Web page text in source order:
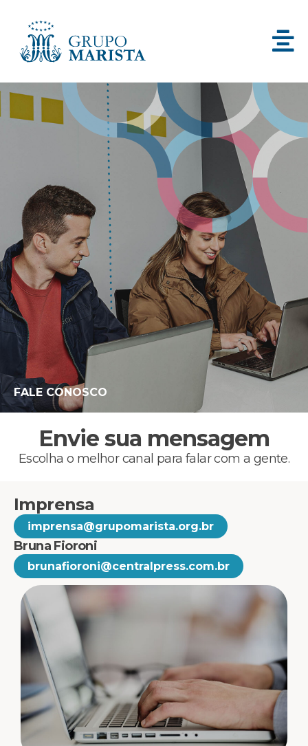
FALE CONOSCO
Envie sua mensagem
Escolha o melhor canal para falar com a gente.
Imprensa
imprensa@grupomarista.org.br
Bruna Fioroni
brunafioroni@centralpress.com.br